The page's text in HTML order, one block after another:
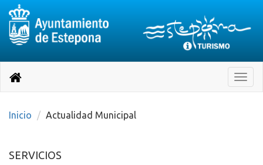
página
Toggle
Destino:
Volver
inicio
Inicio Actualidad Municipal
SERVICIOS